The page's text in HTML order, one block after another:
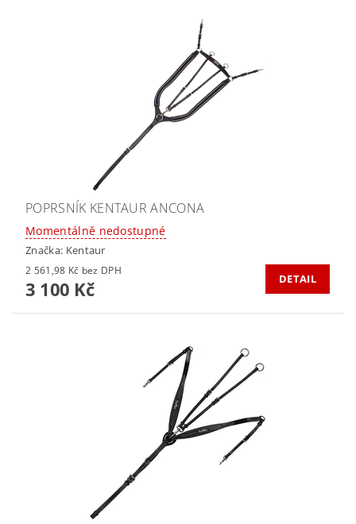
POPRSNÍK KENTAUR ANCONA
Momentálně nedostupné
Značka: Kentaur
2 561,98 Kč bez DPH
3 100 Kč DETAIL